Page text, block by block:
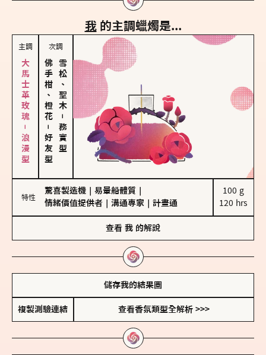
我 的主調蠟燭是...
主調
大馬士革玫瑰－浪漫型
次調
佛手柑、橙花
－
好友型
雪松、聖木
－
務實型
特性
驚喜製造機 易暈船體質
情緒價值提供者
溝通專家 計畫通
100 g
120 hrs
查看 我 的解說
儲存我的結果圖
複製測驗連結 查看香氛類型全解析 >>>